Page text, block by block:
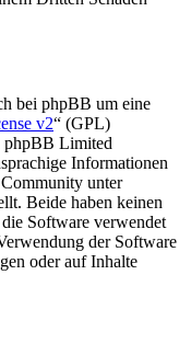
bei phpBB um eine
v2“ (GPL)
phpBB Limited
Informationen
unter
Beide haben keinen
Software verwendet
der Software
oder auf Inhalte